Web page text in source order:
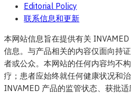
Editorial Policy
联系信息和更新
本网站信息旨在提供有关
信息。与产品相关的内容仅面向持
者或公众。本网站的任何内容均不
疗；患者应始终就任何健康状况和
INVAMED 产品的监管状态、获批